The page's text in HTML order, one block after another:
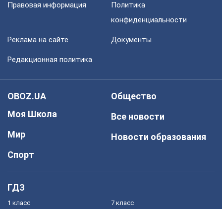
Правовая информация
Политика
конфиденциальности
Реклама на сайте Документы
Редакционная политика
OBOZ.UA
Моя Школа
Мир
Спорт
Общество
Все новости
Новости образования
ГДЗ
1 класс 7 класс